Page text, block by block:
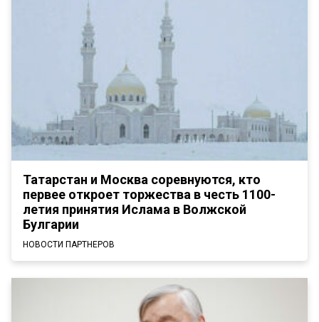
Татарстан и Москва соревнуются, кто
первее откроет торжества в честь 1100-
летия принятия Ислама в Волжской
Булгарии
НОВОСТИ ПАРТНЕРОВ